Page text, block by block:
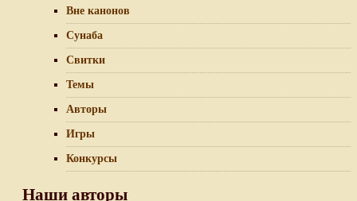
Вне канонов
Сунаба
Свитки
Темы
Авторы
Игры
Конкурсы
Наши авторы